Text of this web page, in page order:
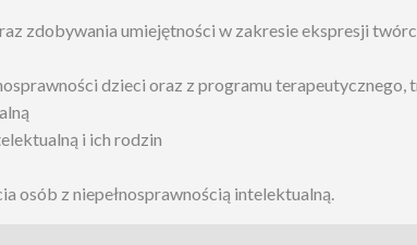
zdobywania umiejętności w zakresie ekspresji
dzieci oraz z programu terapeutycznego,
i ich rodzin
osób z niepełnosprawnością intelektualną.